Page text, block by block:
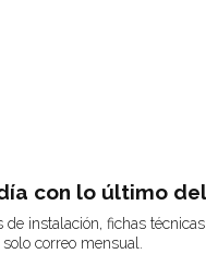
con lo último
de instalación, fichas
solo correo mensual.